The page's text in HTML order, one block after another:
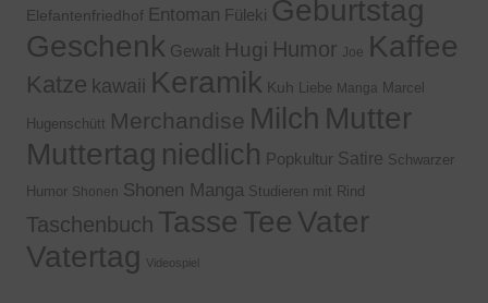
Elefantenfriedhof Entoman Füleki Geburtstag
Geschenk Gewalt Hugi Humor Joe Kaffee
Katze kawaii Keramik Kuh Liebe Manga Marcel
Hugenschütt Merchandise Milch Mutter
Muttertag niedlich Popkultur Satire Schwarzer
Humor Shonen Shonen Manga Studieren mit Rind
Taschenbuch Tasse Tee Vater
Vatertag
Videospiel